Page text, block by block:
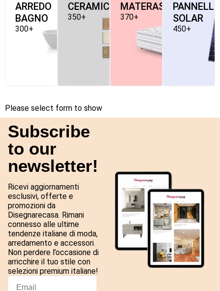
ARREDO
BAGNO
300+
CERAMICHE
350+
MATERASSI
370+
PANNELLI-
SOLAR
450+
Please select form to show
Subscribe
to our
newsletter!
Ricevi aggiornamenti
esclusivi, offerte e
promozioni da
Disegnarecasa. Rimani
connesso alle ultime
tendenze italiane di moda,
arredamento e accessori.
Non perdere l’occasione di
arricchire il tuo stile con
selezioni premium italiane!